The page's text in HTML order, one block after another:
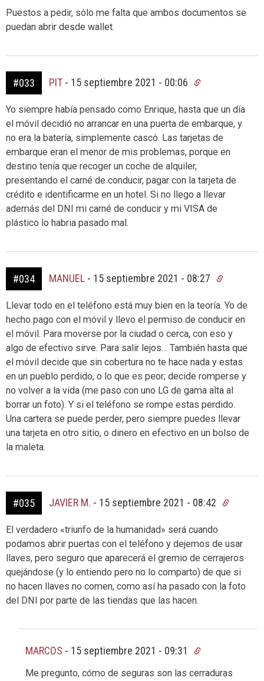
Puestos a pedir, sólo me falta que ambos documentos se
puedan abrir desde wallet.
#033 PIT - 15 septiembre 2021 - 00:06
Yo siempre había pensado como Enrique, hasta que un día
el móvil decidió no arrancar en una puerta de embarque, y
no era la batería, simplemente cascó. Las tarjetas de
embarque eran el menor de mis problemas, porque en
destino tenía que recoger un coche de alquiler,
presentando el carné de conducir, pagar con la tarjeta de
crédito e identificarme en un hotel. Si no llego a llevar
además del DNI mi carné de conducir y mi VISA de
plástico lo habria pasado mal.
#034 MANUEL - 15 septiembre 2021 - 08:27
Llevar todo en el teléfono está muy bien en la teoría. Yo de
hecho pago con el móvil y llevo el permiso de conducir en
el móvil. Para moverse por la ciudad o cerca, con eso y
algo de efectivo sirve. Para salir lejos… También hasta que
el móvil decide que sin cobertura no te hace nada y estas
en un pueblo perdido, o lo que es peor; decide romperse y
no volver a la vida (me paso con uno LG de gama alta al
borrar un foto). Y si el teléfono se rompe estas perdido.
Una cartera se puede perder, pero siempre puedes llevar
una tarjeta en otro sitio, o dinero en efectivo en un bolso de
la maleta.
#035 JAVIER M. - 15 septiembre 2021 - 08:42
El verdadero «triunfo de la humanidad» será cuando
podamos abrir puertas con el teléfono y dejemos de usar
llaves, pero seguro que aparecerá el gremio de cerrajeros
quejándose (y lo entiendo pero no lo comparto) de que si
no hacen llaves no comen, como así ha pasado con la foto
del DNI por parte de las tiendas que las hacen.
MARCOS - 15 septiembre 2021 - 09:31
Me pregunto, cómo de seguras son las cerraduras